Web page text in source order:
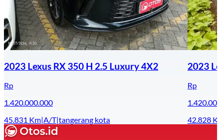
2023 Lexus RX 350 H 2.5 Luxury 4X2
Rp
1.420.000.000
45.831 Km|A/T|tangerang kota
2023
Rp
42.828